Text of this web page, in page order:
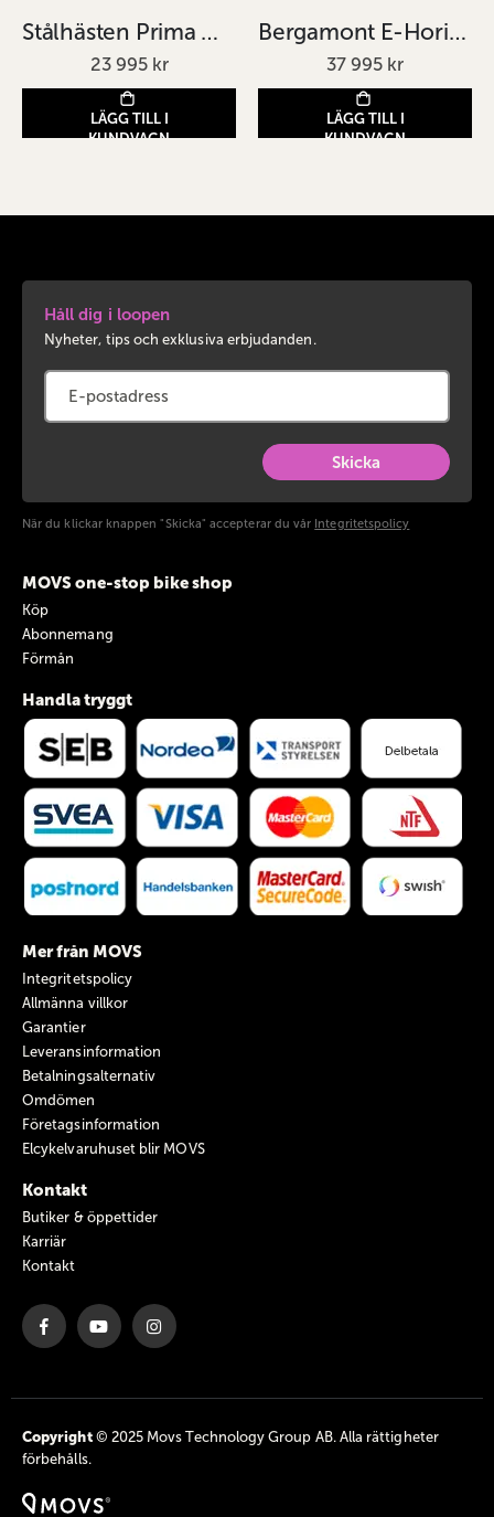
Stålhästen Prima Mitt 7 vxl - Grön
23 995 kr
LÄGG TILL I
KUNDVAGN
Bergamont E-Horizon Sport 30 Wave bruten vit/äggskalsvit
37 995 kr
LÄGG TILL I
KUNDVAGN
Håll dig i loopen
Nyheter, tips och exklusiva erbjudanden.
Skicka
När du klickar knappen "Skicka" accepterar du vår Integritetspolicy
MOVS one-stop bike shop
Köp
Abonnemang
Förmån
Handla tryggt
Mer från MOVS
Integritetspolicy
Allmänna villkor
Garantier
Leveransinformation
Betalningsalternativ
Omdömen
Företagsinformation
Elcykelvaruhuset blir MOVS
Kontakt
Butiker & öppettider
Karriär
Kontakt
Copyright© 2025 Movs Technology Group AB. Alla rättigheter
förbehålls.